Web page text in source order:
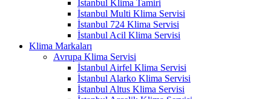
İstanbul Klima Tamiri
İstanbul Multi Klima Servisi
İstanbul 724 Klima Servisi
İstanbul Acil Klima Servisi
Klima Markaları
Avrupa Klima Servisi
İstanbul Airfel Klima Servisi
İstanbul Alarko Klima Servisi
İstanbul Altus Klima Servisi